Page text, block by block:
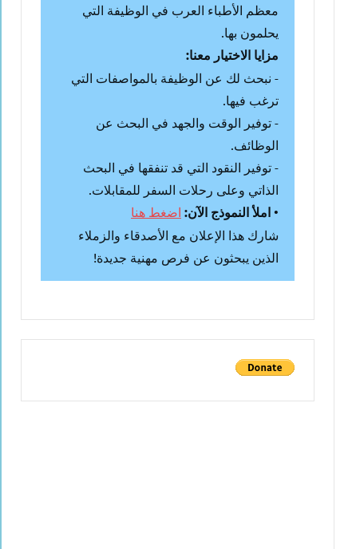
معظم الأطباء العرب في الوظيفة التي
يحلمون بها.
مزايا الاختيار معنا:
- نبحث لك عن الوظيفة بالمواصفات التي
ترغب فيها.
- توفير الوقت والجهد في البحث عن
الوظائف.
- توفير النقود التي قد تنفقها في البحث
الذاتي وعلى رحلات السفر للمقابلات.
• املأ النموذج الآن: اضغط هنا
شارك هذا الإعلان مع الأصدقاء والزملاء
الذين يبحثون عن فرص مهنية جديدة!